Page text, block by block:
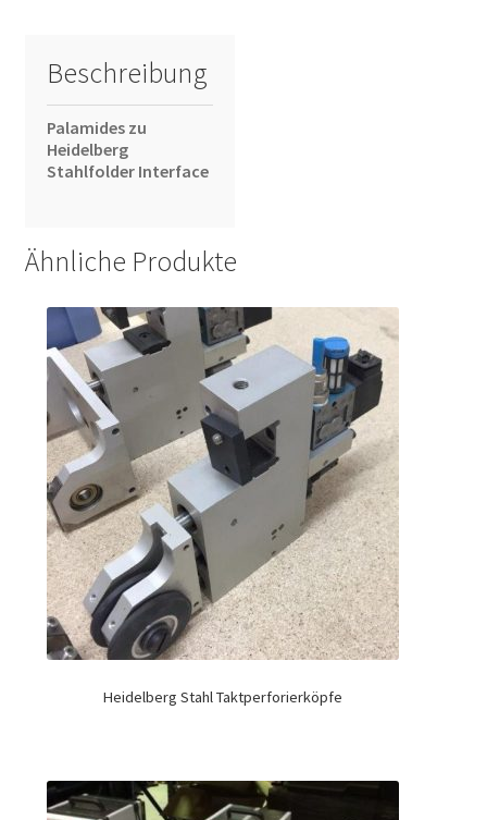
Beschreibung
Palamides zu
Heidelberg
Stahlfolder Interface
Ähnliche Produkte
Heidelberg Stahl Taktperforierköpfe